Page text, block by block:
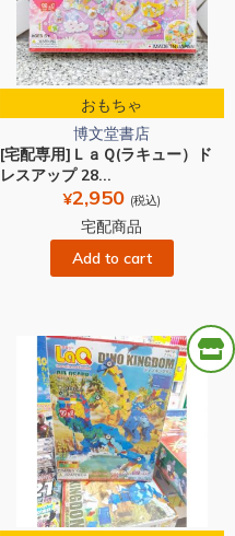
おもちゃ
博文堂書店
[宅配専用]ＬａＱ(ラキュー）ド
レスアップ 28...
¥2,950 (税込)
宅配商品
Add to cart